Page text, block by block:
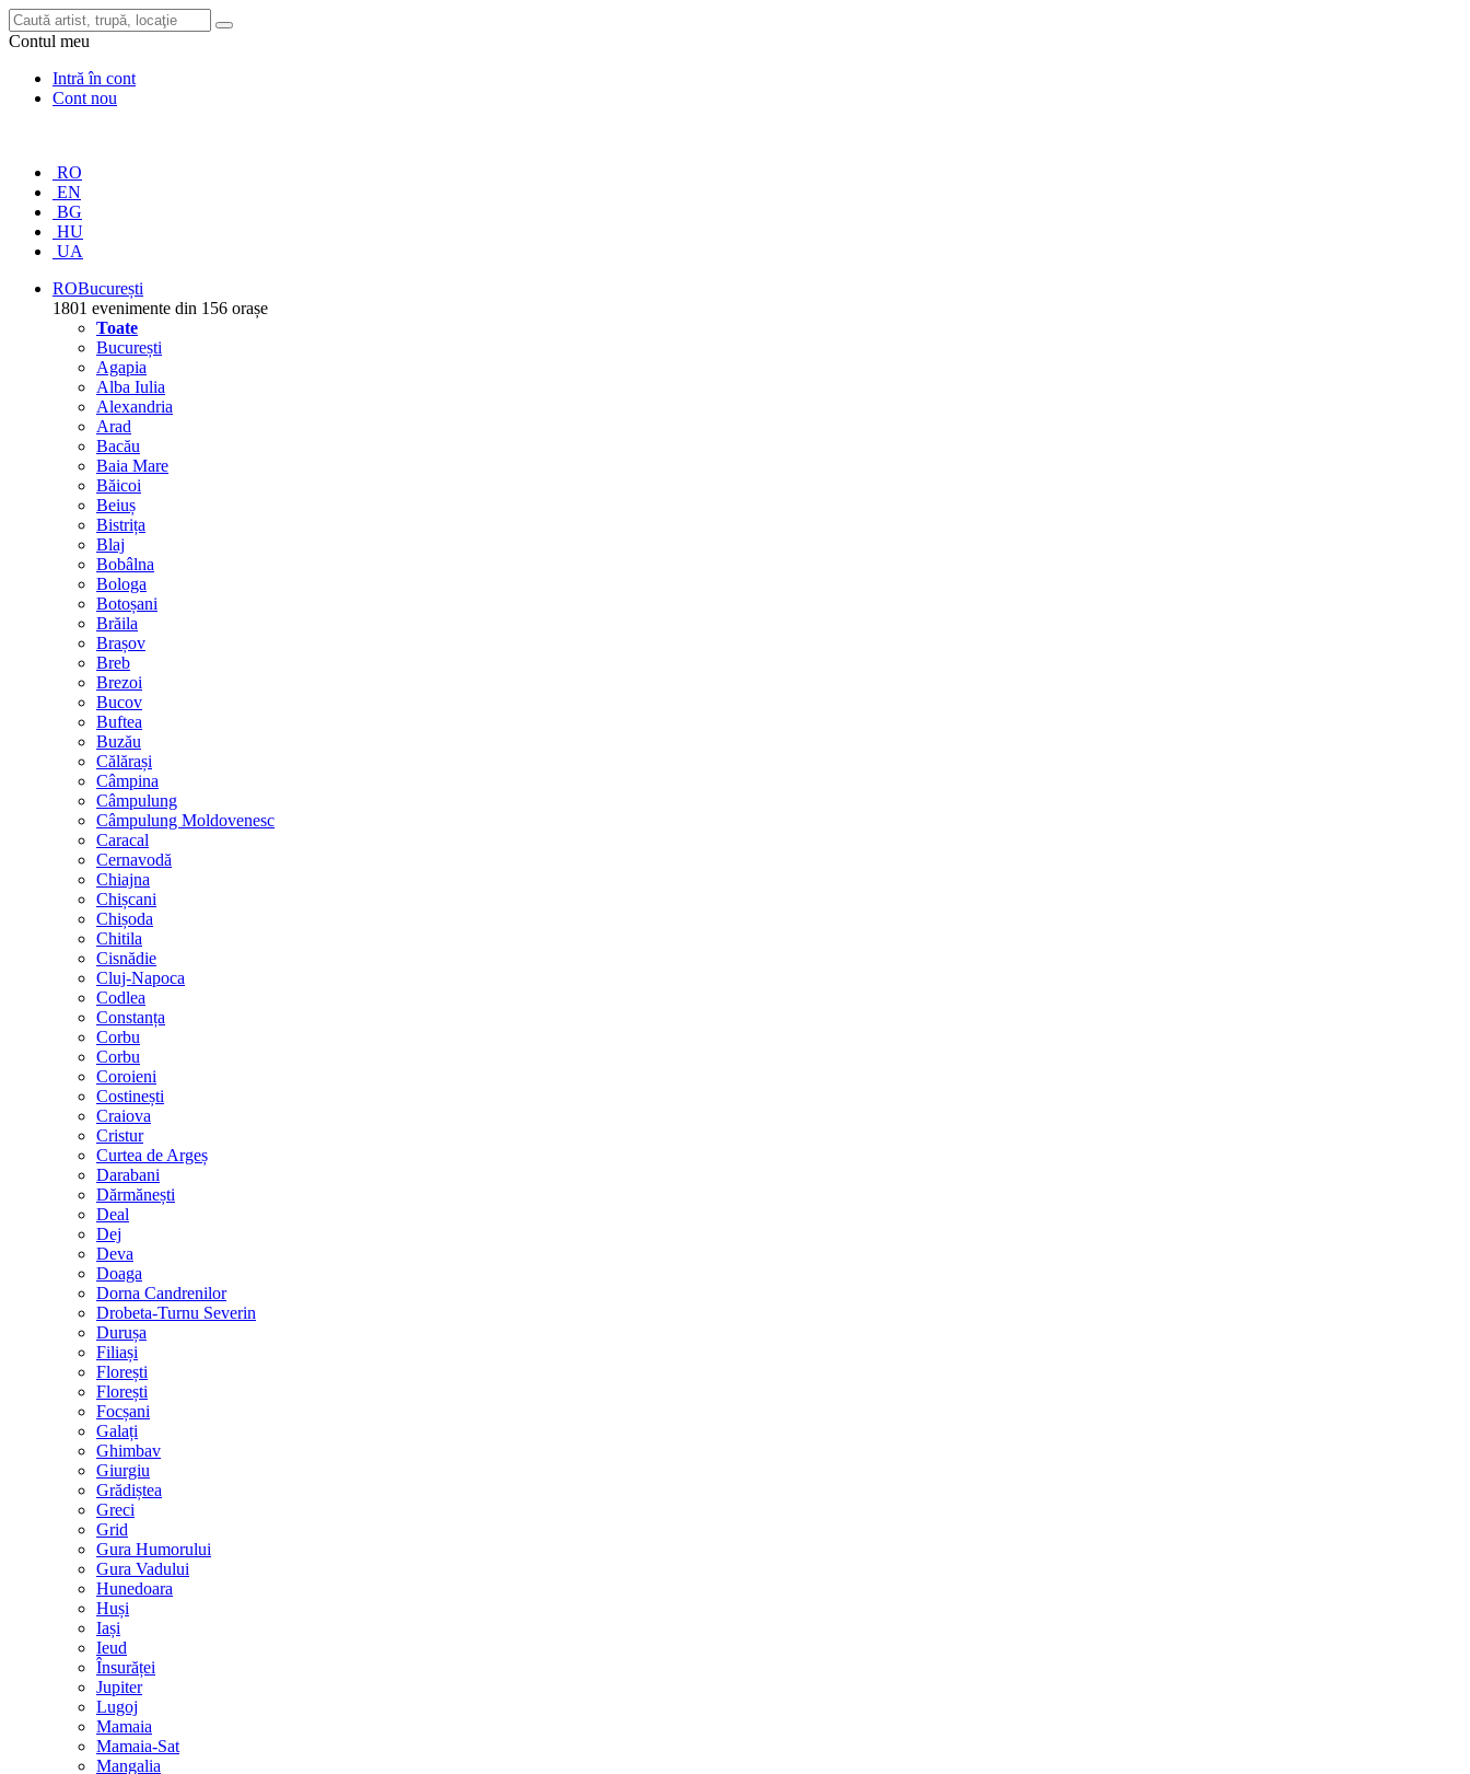
Contul meu
Intră în cont
Cont nou
RO
EN
BG
HU
UA
ROBucurești
1801 evenimente din 156 orașe
Toate
București
Agapia
Alba Iulia
Alexandria
Arad
Bacău
Baia Mare
Băicoi
Beiuș
Bistrița
Blaj
Bobâlna
Bologa
Botoșani
Brăila
Brașov
Breb
Brezoi
Bucov
Buftea
Buzău
Călărași
Câmpina
Câmpulung
Câmpulung Moldovenesc
Caracal
Cernavodă
Chiajna
Chișcani
Chișoda
Chitila
Cisnădie
Cluj-Napoca
Codlea
Constanța
Corbu
Corbu
Coroieni
Costinești
Craiova
Cristur
Curtea de Argeș
Darabani
Dărmănești
Deal
Dej
Deva
Doaga
Dorna Candrenilor
Drobeta-Turnu Severin
Durușa
Filiași
Florești
Florești
Focșani
Galați
Ghimbav
Giurgiu
Grădiștea
Greci
Grid
Gura Humorului
Gura Vadului
Hunedoara
Huși
Iași
Ieud
Însurăței
Jupiter
Lugoj
Mamaia
Mamaia-Sat
Mangalia